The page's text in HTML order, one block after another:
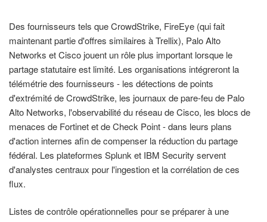
Des fournisseurs tels que CrowdStrike, FireEye (qui fait
maintenant partie d'offres similaires à Trellix), Palo Alto
Networks et Cisco jouent un rôle plus important lorsque le
partage statutaire est limité. Les organisations intégreront la
télémétrie des fournisseurs - les détections de points
d'extrémité de CrowdStrike, les journaux de pare-feu de Palo
Alto Networks, l'observabilité du réseau de Cisco, les blocs de
menaces de Fortinet et de Check Point - dans leurs plans
d'action internes afin de compenser la réduction du partage
fédéral. Les plateformes Splunk et IBM Security servent
d'analystes centraux pour l'ingestion et la corrélation de ces
flux.
Listes de contrôle opérationnelles pour se préparer à une